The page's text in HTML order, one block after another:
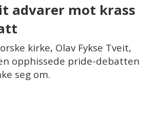
advarer mot krass
kirke, Olav Fykse Tveit,
opphissede pride-debatten
seg om.